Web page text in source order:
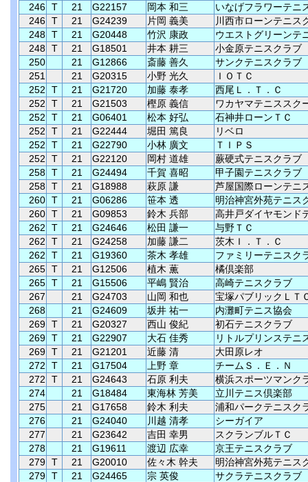
246 T 21 G22157 岡本 和三
いなげフラワーテニ
246 T 21 G24239 片岡 義美
川西市ローンテニス
248 T 21 G20448 竹沢 康政
ウエストグリーンテ
248 T 21 G18501 井本 耕三
小金原テニスクラブ
250
21 G12866 斎藤 善久
サンクテニスクラブ
251
21 G20315 小野 光久
ＩＯＴＣ
252
T 21 G21720 加藤 泰孝
西尾Ｌ．Ｔ．Ｃ
252
T 21 G21503 樫原 義信
ワカヤマテニススク
252
T 21 G06401 松本 好弘
石神井ローンＴＣ
252
T 21 G22444 堀田 篤良
リベロ
252
T 21 G22790 小林 廣文
ＴＩＰＳ
252
T 21 G22120 岡村 道雄
蕨硬式テニスクラブ
258 T 21 G24494 千賀 喜昭
甲子園テニスクラブ
258 T 21 G18988 萩原 謙
芦屋国際ローンテニ
260 T 21 G06286 笹本 透
明治神宮外苑テニス
260 T 21 G09853 鈴木 兵部
高井戸ダイヤモンド
262
T 21 G24646 松田 謙一
与野ＴＣ
262
T 21 G24258 加藤 謙二
茨木Ｉ．Ｔ．Ｃ
262
T 21 G19360 茶木 孝雄
ファミリーテニスク
265 T 21 G12506 植木 薫
橘倶楽部
265 T 21 G15506 平嶋 賢治
高崎テニスクラブ
267
21 G24703 山岡 和也
宝塚パブリックＬＴ
268
21 G24609 坂井 祐一
内灘町テニス協会
269 T 21 G20327 西山 俊紀
初石テニスクラブ
269 T 21 G22907 大石 佳秀
リトルプリンステニ
269 T 21 G21201 近藤 清
大田原レオ
272
T 21 G17504 上野 章
チームＳ．Ｅ．Ｎ
272
T 21 G24643 石原 利夫
横浜スポーツマンク
274
21 G18484 東海林 芳美
立川テニス倶楽部
275
21 G17658 鈴木 利夫
浦和パークテニスク
276
21 G24040 川越 清孝
シーガイア
277
21 G23642 吉田 幸男
スクランブルＴＣ
278
21 G19611 渡辺 広幸
京王テニスクラブ
279 T 21 G20010 佐々木 幹夫
明治神宮外苑テニス
279 T 21 G24465 宗 英俊
サクラテニスクラブ